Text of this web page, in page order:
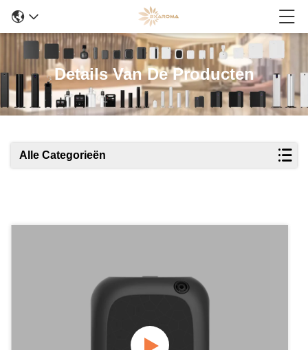
Details Van De Producten
Alle Categorieën